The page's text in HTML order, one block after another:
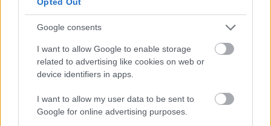
Google consents
I want to allow Google to enable storage
related to advertising like cookies on web or
device identifiers in apps.
I want to allow my user data to be sent to
Google for online advertising purposes.
επόμενης γενιάς.
Η συμφωνία προβλέπει τη στενή τεχνική και
εμπορική συνεργασία των δύο εταιρειών για την
ενσωμάτωση του συστήματος WindWings ® ήδη
πλοίων.